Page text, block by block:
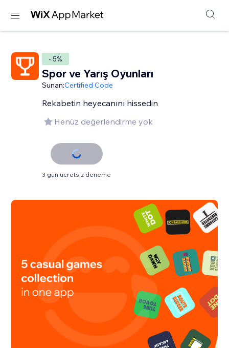
- 5%
Spor ve Yarış Oyunları
Sunan:Certified Code
Rekabetin heyecanını hissedin
Henüz değerlendirme yok
3 gün ücretsiz deneme